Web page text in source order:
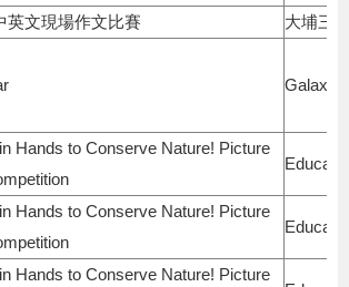
英文現場作文比賽 大埔三
Galaxy
Hands to Conserve Nature! Picture
Hands to Conserve Nature! Picture
Hands to Conserve Nature! Picture